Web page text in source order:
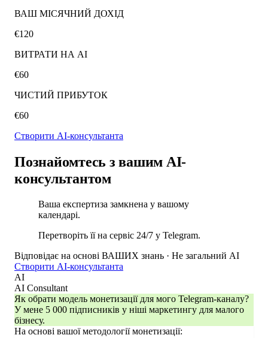
ВАШ МІСЯЧНИЙ ДОХІД
€120
ВИТРАТИ НА AI
€60
ЧИСТИЙ ПРИБУТОК
€60
Створити AI-консультанта
Познайомтесь з вашим AI-
консультантом
Ваша експертиза замкнена у вашому
календарі.
Перетворіть її на сервіс 24/7 у Telegram.
Відповідає на основі ВАШИХ знань · Не загальний AI
Створити AI-консультанта
AI
AI Consultant
Як обрати модель монетизації для мого Telegram-каналу?
У мене 5 000 підписників у ніші маркетингу для малого
бізнесу.
На основі вашої методології монетизації: